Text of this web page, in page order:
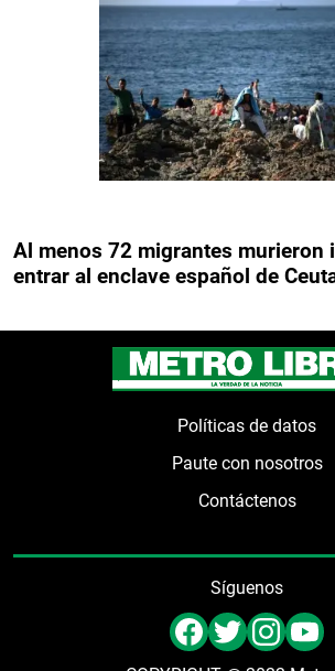
Al menos 72 migrantes murieron
entrar al enclave español de
Políticas de datos
Paute con nosotros
Contáctenos
Síguenos